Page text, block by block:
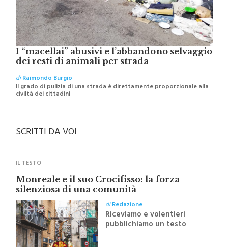
I “macellai” abusivi e l’abbandono selvaggio
dei resti di animali per strada
diRaimondo Burgio
Il grado di pulizia di una strada è direttamente proporzionale alla
civiltà dei cittadini
Monreale e il suo Crocifisso: la forza
silenziosa di una comunità
diRedazione
Riceviamo e volentieri
pubblichiamo un testo
inviato dalla scrittrice
monrealese Mariella